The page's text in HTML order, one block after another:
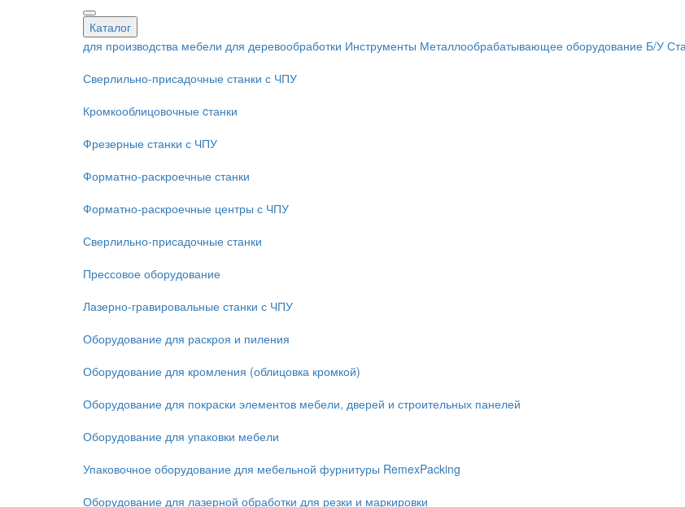
Каталог
для производства мебели для деревообработки Инструменты Металлообрабатывающее оборудование Б/У
Сверлильно-присадочные станки с ЧПУ
Кромкооблицовочные cтанки
Фрезерные станки с ЧПУ
Форматно-раскроечные станки
Форматно-раскроечные центры с ЧПУ
Сверлильно-присадочные станки
Прессовое оборудование
Лазерно-гравировальные станки с ЧПУ
Оборудование для раскроя и пиления
Оборудование для кромления (облицовка кромкой)
Оборудование для покраски элементов мебели, дверей и строительных панелей
Оборудование для упаковки мебели
Упаковочное оборудование для мебельной фурнитуры RemexPacking
Оборудование для лазерной обработки для резки и маркировки